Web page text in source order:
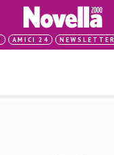
AMICI 24 NEWSLETTER